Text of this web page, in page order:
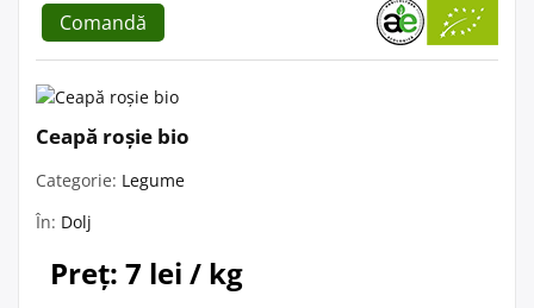
Comandă
Ceapă roșie bio
Categorie: Legume
În: Dolj
Preț: 7 lei / kg